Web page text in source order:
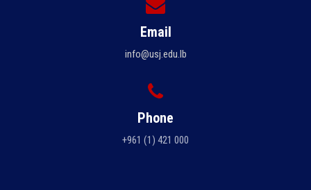
Email
info@usj.edu.lb
Phone
+961 (1) 421 000